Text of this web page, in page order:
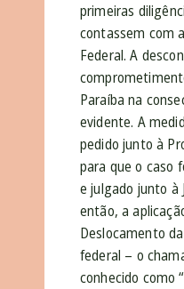
primeiras
contassem com
Federal. A
Paraíba na
evidente. A
pedido junto à
para que o caso
e julgado junto à
então, a
Deslocamento
federal – o
conhecido como